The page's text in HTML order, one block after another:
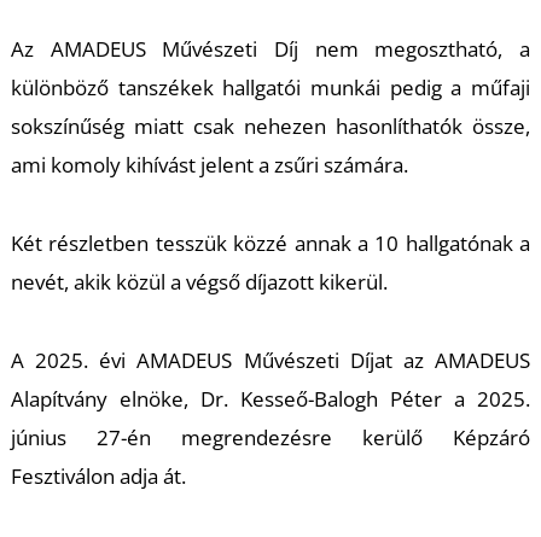
Az AMADEUS Művészeti Díj nem megosztható, a
különböző tanszékek hallgatói munkái pedig a műfaji
sokszínűség miatt csak nehezen hasonlíthatók össze,
ami komoly kihívást jelent a zsűri számára.
Két részletben tesszük közzé annak a 10 hallgatónak a
nevét, akik közül a végső díjazott kikerül.
A 2025. évi AMADEUS Művészeti Díjat az AMADEUS
Alapítvány elnöke, Dr. Kesseő-Balogh Péter a 2025.
június 27-én megrendezésre kerülő Képzáró
Fesztiválon adja át.